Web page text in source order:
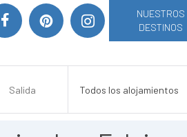
NUESTROS
DESTINOS